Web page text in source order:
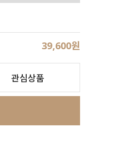
39,600원
관심상품